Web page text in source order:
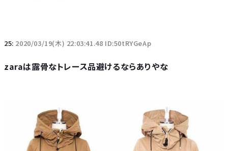
25: 2020/03/19(木) 22:03:41.48 ID:50tRYGeAp
zaraは露骨なトレース品避けるならありやな